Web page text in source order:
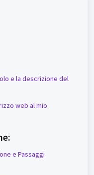
e la descrizione del
web al mio
e Passaggi